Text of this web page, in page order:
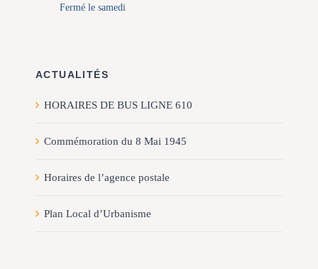
Fermé le samedi
ACTUALITÉS
HORAIRES DE BUS LIGNE 610
Commémoration du 8 Mai 1945
Horaires de l’agence postale
Plan Local d’Urbanisme